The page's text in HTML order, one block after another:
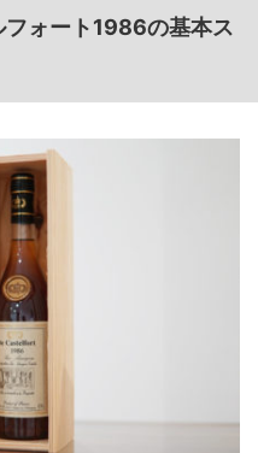
フォート1986の基本ス